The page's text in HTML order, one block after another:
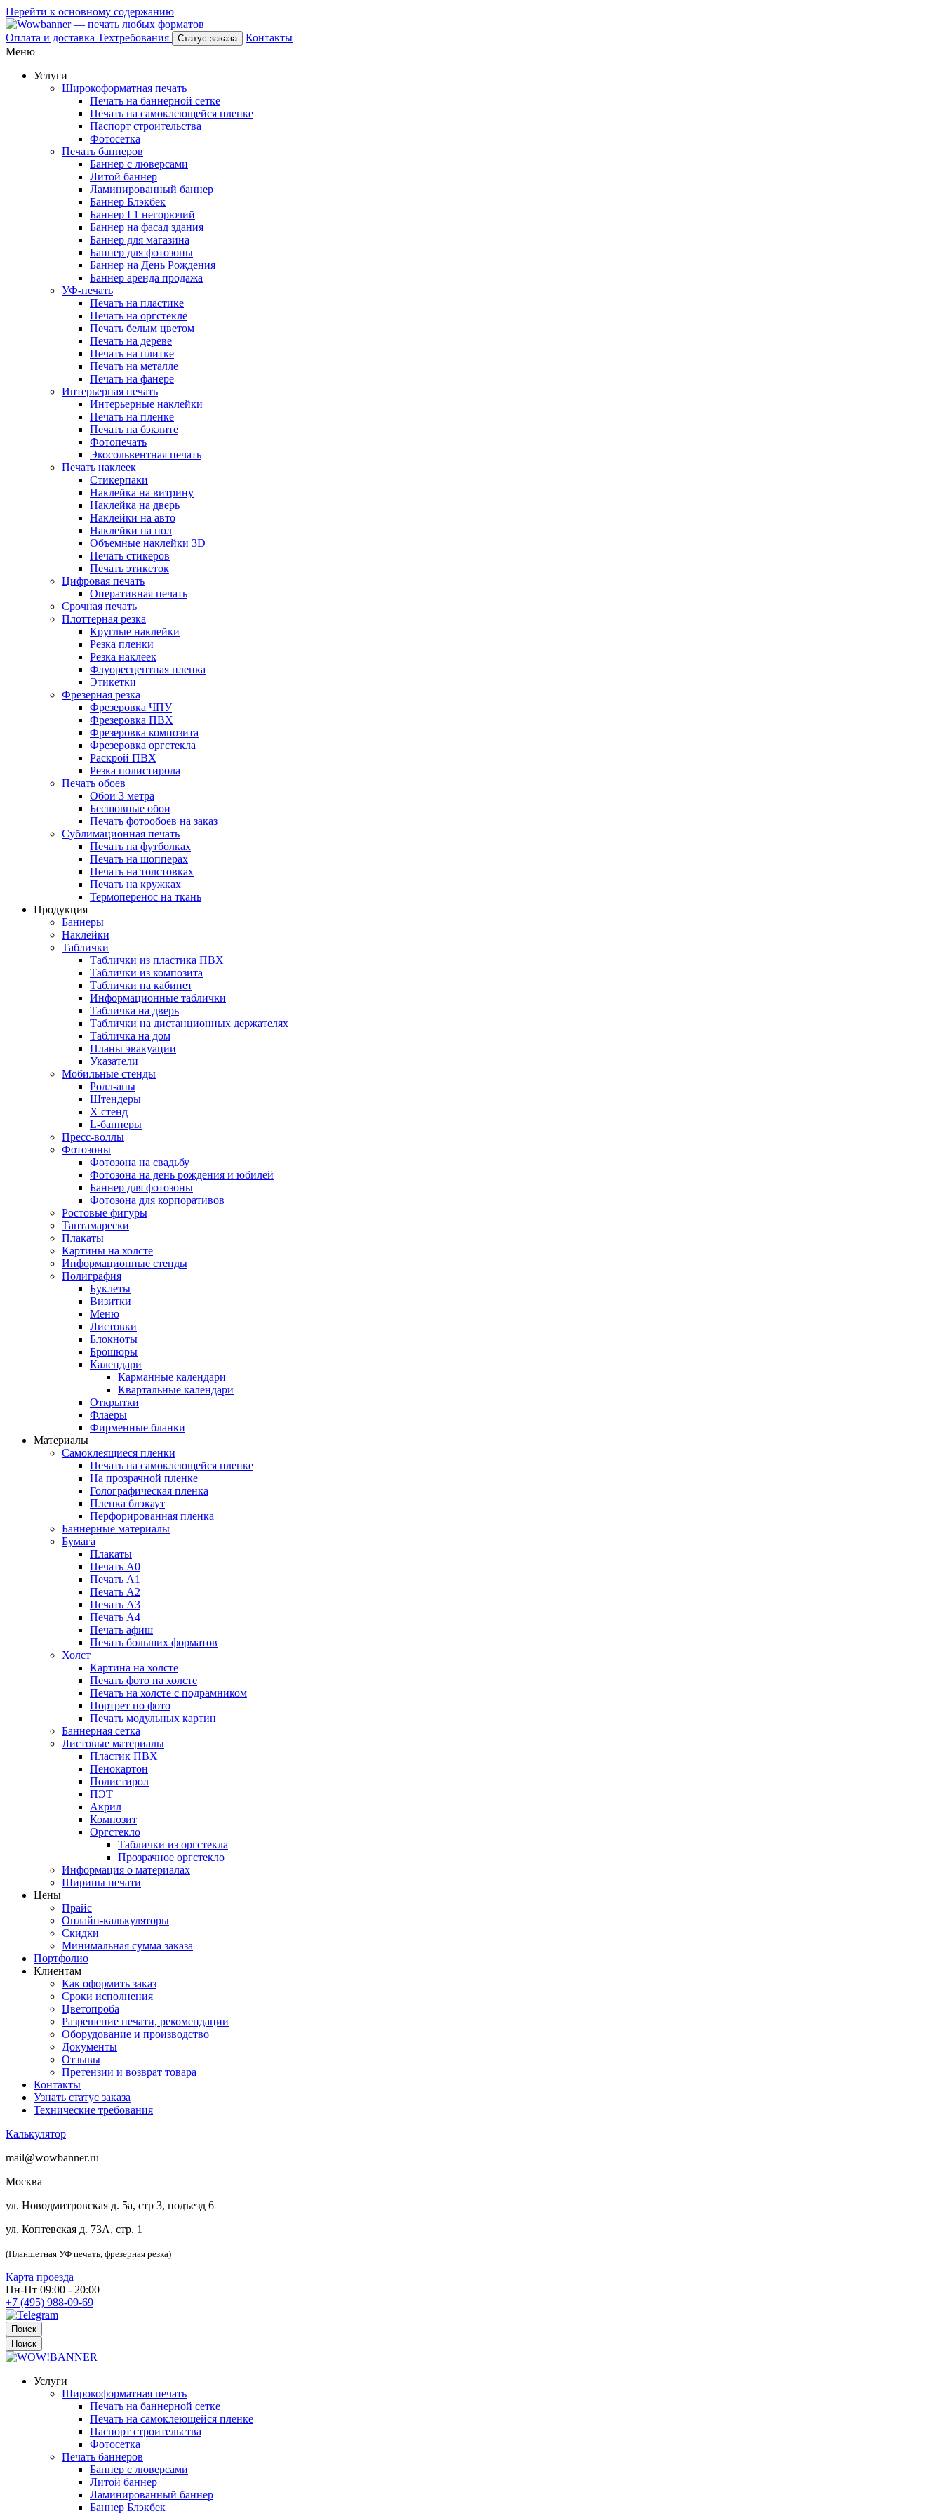
Перейти к основному содержанию
Оплата и доставка Техтребования Статус заказа
Контакты
Меню
Услуги
Широкоформатная печать
Печать на баннерной сетке
Печать на самоклеющейся пленке
Паспорт строительства
Фотосетка
Печать баннеров
Баннер с люверсами
Литой баннер
Ламинированный баннер
Баннер Блэкбек
Баннер Г1 негорючий
Баннер на фасад здания
Баннер для магазина
Баннер для фотозоны
Баннер на День Рождения
Баннер аренда продажа
УФ-печать
Печать на пластике
Печать на оргстекле
Печать белым цветом
Печать на дереве
Печать на плитке
Печать на металле
Печать на фанере
Интерьерная печать
Интерьерные наклейки
Печать на пленке
Печать на бэклите
Фотопечать
Экосольвентная печать
Печать наклеек
Стикерпаки
Наклейка на витрину
Наклейка на дверь
Наклейки на авто
Наклейки на пол
Объемные наклейки 3D
Печать стикеров
Печать этикеток
Цифровая печать
Оперативная печать
Срочная печать
Плоттерная резка
Круглые наклейки
Резка пленки
Резка наклеек
Флуоресцентная пленка
Этикетки
Фрезерная резка
Фрезеровка ЧПУ
Фрезеровка ПВХ
Фрезеровка композита
Фрезеровка оргстекла
Раскрой ПВХ
Резка полистирола
Печать обоев
Обои 3 метра
Бесшовные обои
Печать фотообоев на заказ
Сублимационная печать
Печать на футболках
Печать на шопперах
Печать на толстовках
Печать на кружках
Термоперенос на ткань
Продукция
Баннеры
Наклейки
Таблички
Таблички из пластика ПВХ
Таблички из композита
Таблички на кабинет
Информационные таблички
Табличка на дверь
Таблички на дистанционных держателях
Табличка на дом
Планы эвакуации
Указатели
Мобильные стенды
Ролл-апы
Штендеры
Х стенд
L-баннеры
Пресс-воллы
Фотозоны
Фотозона на свадьбу
Фотозона на день рождения и юбилей
Баннер для фотозоны
Фотозона для корпоративов
Ростовые фигуры
Тантамарески
Плакаты
Картины на холсте
Информационные стенды
Полиграфия
Буклеты
Визитки
Меню
Листовки
Блокноты
Брошюры
Календари
Карманные календари
Квартальные календари
Открытки
Флаеры
Фирменные бланки
Материалы
Самоклеящиеся пленки
Печать на самоклеющейся пленке
На прозрачной пленке
Голографическая пленка
Пленка блэкаут
Перфорированная пленка
Баннерные материалы
Бумага
Плакаты
Печать А0
Печать А1
Печать А2
Печать А3
Печать А4
Печать афиш
Печать больших форматов
Холст
Картина на холсте
Печать фото на холсте
Печать на холсте с подрамником
Портрет по фото
Печать модульных картин
Баннерная сетка
Листовые материалы
Пластик ПВХ
Пенокартон
Полистирол
ПЭТ
Акрил
Композит
Оргстекло
Таблички из оргстекла
Прозрачное оргстекло
Информация о материалах
Ширины печати
Цены
Прайс
Онлайн-калькуляторы
Скидки
Минимальная сумма заказа
Портфолио
Клиентам
Как оформить заказ
Сроки исполнения
Цветопроба
Разрешение печати, рекомендации
Оборудование и производство
Документы
Отзывы
Претензии и возврат товара
Контакты
Узнать статус заказа
Технические требования
Калькулятор
mail@wowbanner.ru
Москва
ул. Новодмитровская д. 5а, стр 3, подъезд 6
ул. Коптевская д. 73А, стр. 1
(Планшетная УФ печать, фрезерная резка)
Карта проезда
Пн-Пт 09:00 - 20:00
+7 (495) 988-09-69
Поиск
Поиск
Услуги
Широкоформатная печать
Печать на баннерной сетке
Печать на самоклеющейся пленке
Паспорт строительства
Фотосетка
Печать баннеров
Баннер с люверсами
Литой баннер
Ламинированный баннер
Баннер Блэкбек